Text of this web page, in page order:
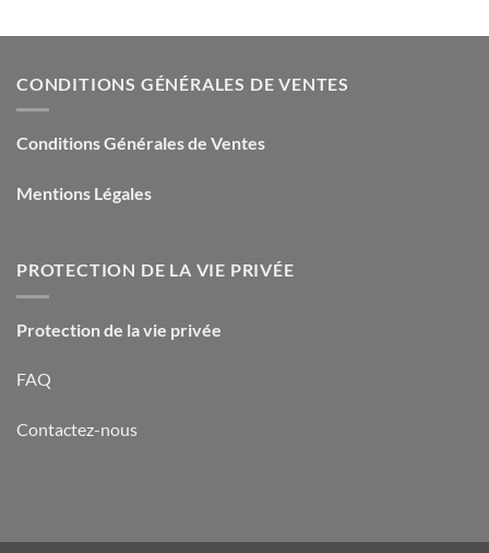
CONDITIONS GÉNÉRALES DE VENTES
Conditions Générales de Ventes
Mentions Légales
PROTECTION DE LA VIE PRIVÉE
Protection de la vie privée
FAQ
Contactez-nous